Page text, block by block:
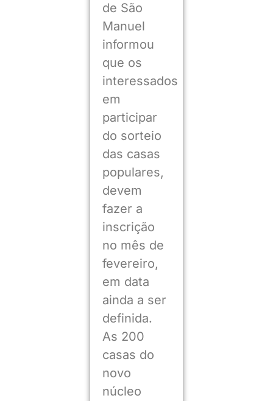
de São
Manuel
informou
que os
interessados
em
participar
do sorteio
das casas
populares,
devem
fazer a
inscrição
no mês de
fevereiro,
em data
ainda a ser
definida.
As 200
casas do
novo
núcleo